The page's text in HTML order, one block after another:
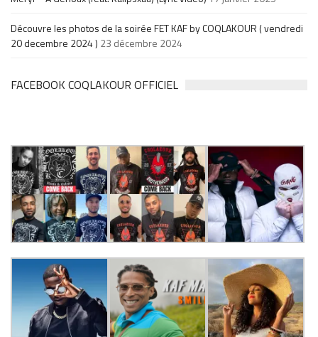
Découvre les photos de la soirée FET KAF by COQLAKOUR ( vendredi
20 decembre 2024 ) 23 décembre 2024
FACEBOOK COQLAKOUR OFFICIEL